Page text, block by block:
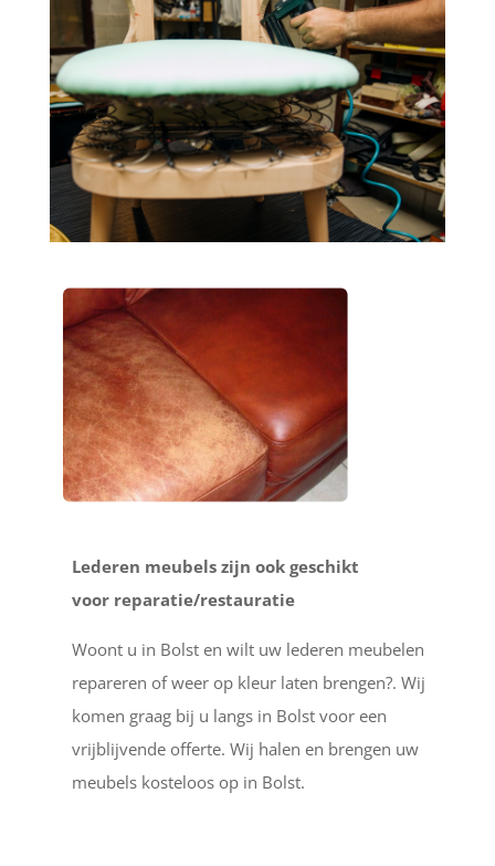
Lederen meubels zijn ook geschikt
voor reparatie/restauratie
Woont u in Bolst en wilt uw lederen meubelen
repareren of weer op kleur laten brengen?. Wij
komen graag bij u langs in Bolst voor een
vrijblijvende offerte. Wij halen en brengen uw
meubels kosteloos op in Bolst.